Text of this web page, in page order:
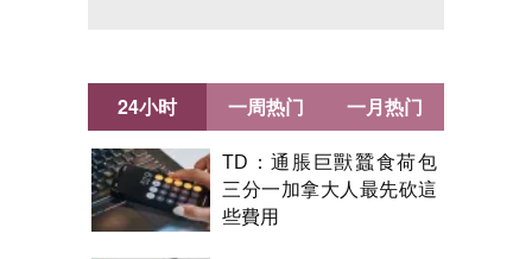
24小时
TD：通脹巨獸蠶食荷包
三分一加拿大人最先砍這
些費用
一周热门 一月热门